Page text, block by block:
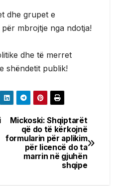
dhe grupet e
mbrojtje nga ndotja!
dhe të merret
shëndetit publik!
Mickoski: Shqiptarët
që do të kërkojnë
formularin për aplikim
për licencë do ta
marrin në gjuhën
shqipe